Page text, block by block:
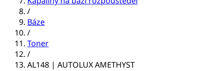
/
Báze
/
Toner
/
AL148 | AUTOLUX AMETHYST